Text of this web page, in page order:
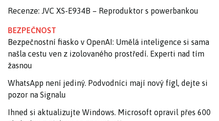
Recenze: JVC XS-E934B – Reproduktor s powerbankou
BEZPEČNOST
Bezpečnostní fiasko v OpenAI: Umělá inteligence si sama
našla cestu ven z izolovaného prostředí. Experti nad tím
žasnou
WhatsApp není jediný. Podvodníci mají nový fígl, dejte si
pozor na Signalu
Ihned si aktualizujte Windows. Microsoft opravil přes 600